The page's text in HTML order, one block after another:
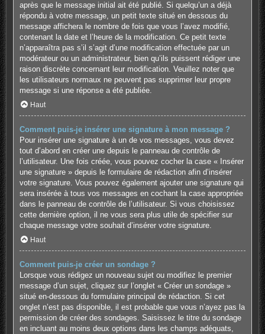
après que le message initial ait été publié. Si quelqu’un a déjà
répondu à votre message, un petit texte situé en dessous du
message affichera le nombre de fois que vous l’avez modifié,
contenant la date et l’heure de la modification. Ce petit texte
n’apparaîtra pas s’il s’agit d’une modification effectuée par un
modérateur ou un administrateur, bien qu’ils puissent rédiger une
raison discrète concernant leur modification. Veuillez noter que
les utilisateurs normaux ne peuvent pas supprimer leur propre
message si une réponse a été publiée.
Haut
Comment puis-je insérer une signature à mon message ?
Pour insérer une signature à un de vos messages, vous devez
tout d’abord en créer une depuis le panneau de contrôle de
l’utilisateur. Une fois créée, vous pouvez cocher la case « Insérer
une signature » depuis le formulaire de rédaction afin d’insérer
votre signature. Vous pouvez également ajouter une signature qui
sera insérée à tous vos messages en cochant la case appropriée
dans le panneau de contrôle de l’utilisateur. Si vous choisissez
cette dernière option, il ne vous sera plus utile de spécifier sur
chaque message votre souhait d’insérer votre signature.
Haut
Comment puis-je créer un sondage ?
Lorsque vous rédigez un nouveau sujet ou modifiez le premier
message d’un sujet, cliquez sur l’onglet « Créer un sondage »
situé en-dessous du formulaire principal de rédaction. Si cet
onglet n’est pas disponible, il est probable que vous n’ayez pas la
permission de créer des sondages. Saisissez le titre du sondage
en incluant au moins deux options dans les champs adéquats,